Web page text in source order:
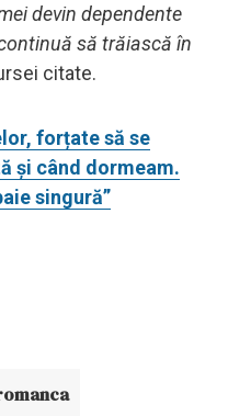
devin dependente
să trăiască în
citate.
forțate să se
și când dormeam.
singură”